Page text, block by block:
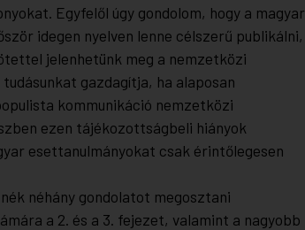
Egyfelől úgy gondolom, hogy a magyar
idegen nyelven lenne célszerű publikálni,
jelenhetünk meg a nemzetközi
gazdagítja, ha alaposan
kommunikáció nemzetközi
ezen tájékozottságbeli hiányok
esettanulmányokat csak érintőlegesen
néhány gondolatot megosztani
a 2. és a 3. fejezet, valamint a nagyobb